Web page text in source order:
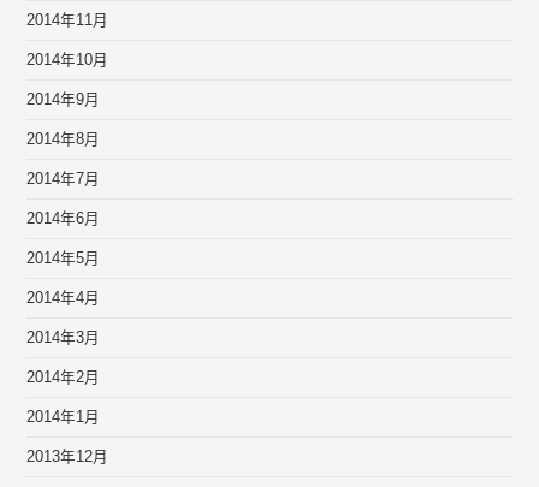
2014年11月
2014年10月
2014年9月
2014年8月
2014年7月
2014年6月
2014年5月
2014年4月
2014年3月
2014年2月
2014年1月
2013年12月